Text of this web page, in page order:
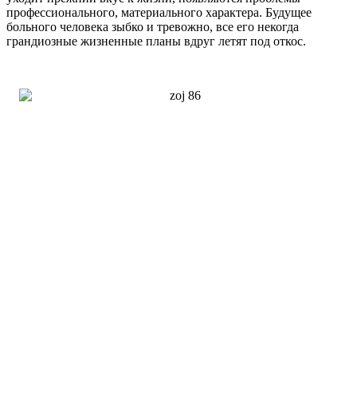
профессионального, материального характера. Будущее
больного человека зыбко и тревожно, все его некогда
грандиозные жизненные планы вдруг летят под откос.